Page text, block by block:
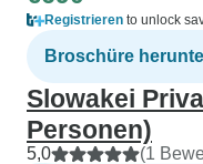
Registrieren to unlock
Broschüre
Slowakei
Personen)
5,0 (1